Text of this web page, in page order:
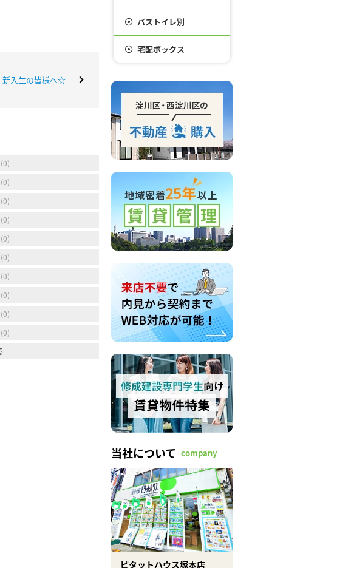
入生の皆様へ☆
バストイレ別
宅配ボックス
当社について company
ピタットハウス塚本店